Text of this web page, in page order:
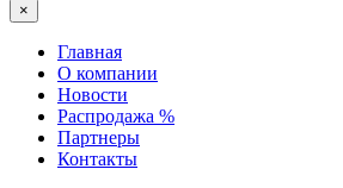
×
Главная
О компании
Новости
Распродажа %
Партнеры
Контакты